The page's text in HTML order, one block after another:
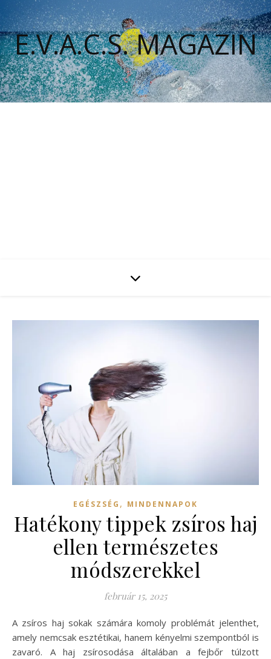
E.V.A.C.S. MAGAZIN
EGÉSZSÉG , MINDENNAPOK
Hatékony tippek zsíros haj
ellen természetes
módszerekkel
február 15, 2025
A zsíros haj sokak számára komoly problémát jelenthet,
amely nemcsak esztétikai, hanem kényelmi szempontból is
zavaró. A haj zsírosodása általában a fejbőr túlzott